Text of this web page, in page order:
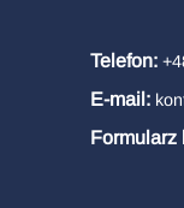
Telefon:
E-mail:
Formularz